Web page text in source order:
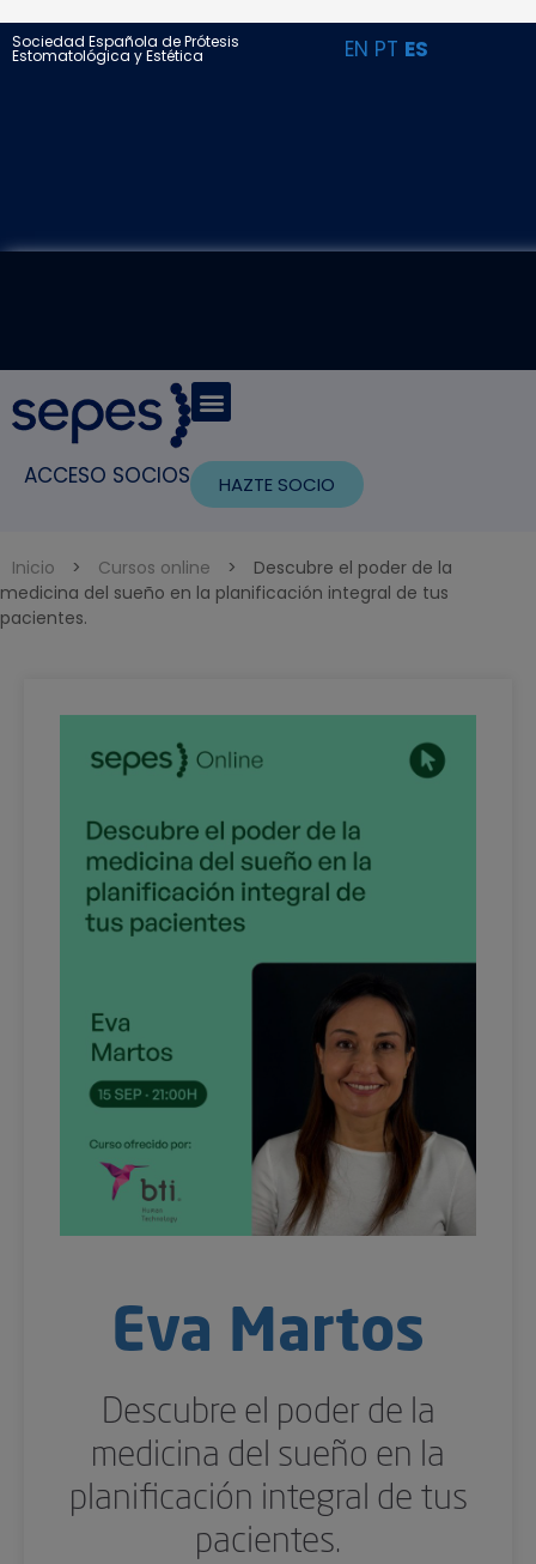
Sociedad Española de Prótesis
Estomatológica y Estética EN PT ES
ACCESO SOCIOS HAZTE SOCIO
Inicio > Cursos online >
Descubre el poder de la
medicina del sueño en la planificación integral de tus
pacientes.
Eva Martos
Descubre el poder de la
medicina del sueño en la
planificación integral de tus
pacientes.